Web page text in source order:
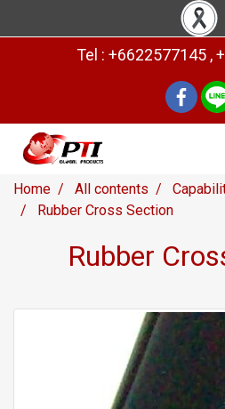
Tel : +6622577145 ,
Home All contents
Rubber Cross Section
Rubber